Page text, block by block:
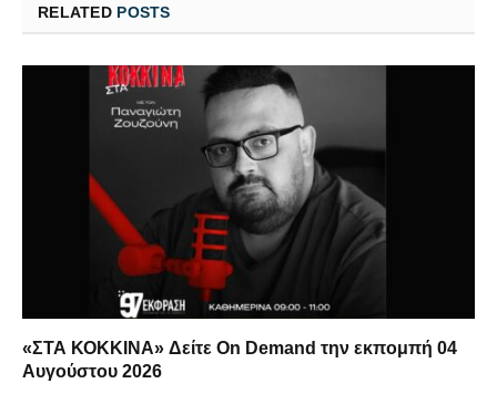
RELATED POSTS
«ΣΤΑ ΚΟΚΚΙΝΑ» Δείτε On Demand την εκπομπή 04
Αυγούστου 2026